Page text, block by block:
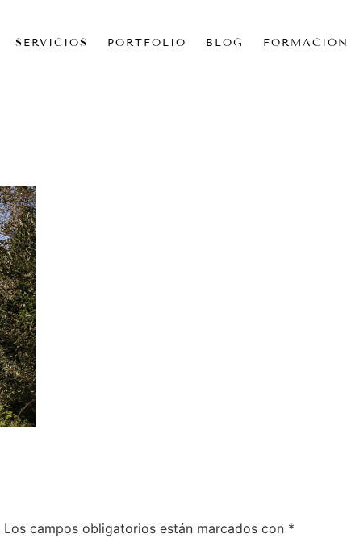
SERVICIOS PORTFOLIO BLOG FORMACIÓN
Los campos obligatorios están marcados con *